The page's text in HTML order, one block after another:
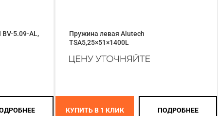
5.09-AL,
Пружина левая Alutech
TSA5,25×51×1400L
КУПИТЬ В 1 КЛИК ПОДРОБНЕЕ